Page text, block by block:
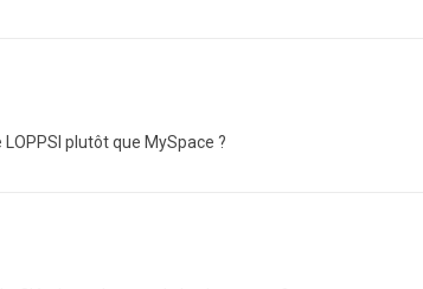
plutôt que MySpace ?